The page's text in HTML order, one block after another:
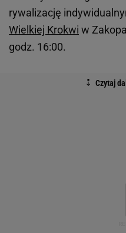
rywalizację
Wielkiej Krokwi w
godz. 16:00.